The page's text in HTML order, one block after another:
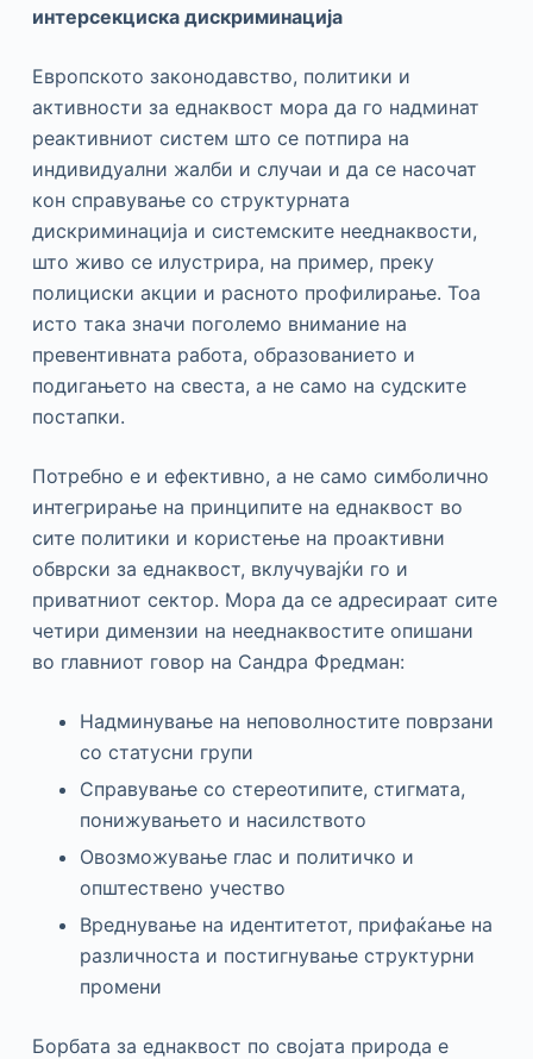
интерсекциска дискриминација
Европското законодавство, политики и
активности за еднаквост мора да го надминат
реактивниот систем што се потпира на
индивидуални жалби и случаи и да се насочат
кон справување со структурната
дискриминација и системските нееднаквости,
што живо се илустрира, на пример, преку
полициски акции и расното профилирање. Тоа
исто така значи поголемо внимание на
превентивната работа, образованието и
подигањето на свеста, а не само на судските
постапки.
Потребно е и ефективно, а не само симболично
интегрирање на принципите на еднаквост во
сите политики и користење на проактивни
обврски за еднаквост, вклучувајќи го и
приватниот сектор. Мора да се адресираат сите
четири димензии на нееднаквостите опишани
во главниот говор на Сандра Фредман:
Надминување на неповолностите поврзани
со статусни групи
Справување со стереотипите, стигмата,
понижувањето и насилството
Овозможување глас и политичко и
општествено учество
Вреднување на идентитетот, прифаќање на
различноста и постигнување структурни
промени
Борбата за еднаквост по својата природа е